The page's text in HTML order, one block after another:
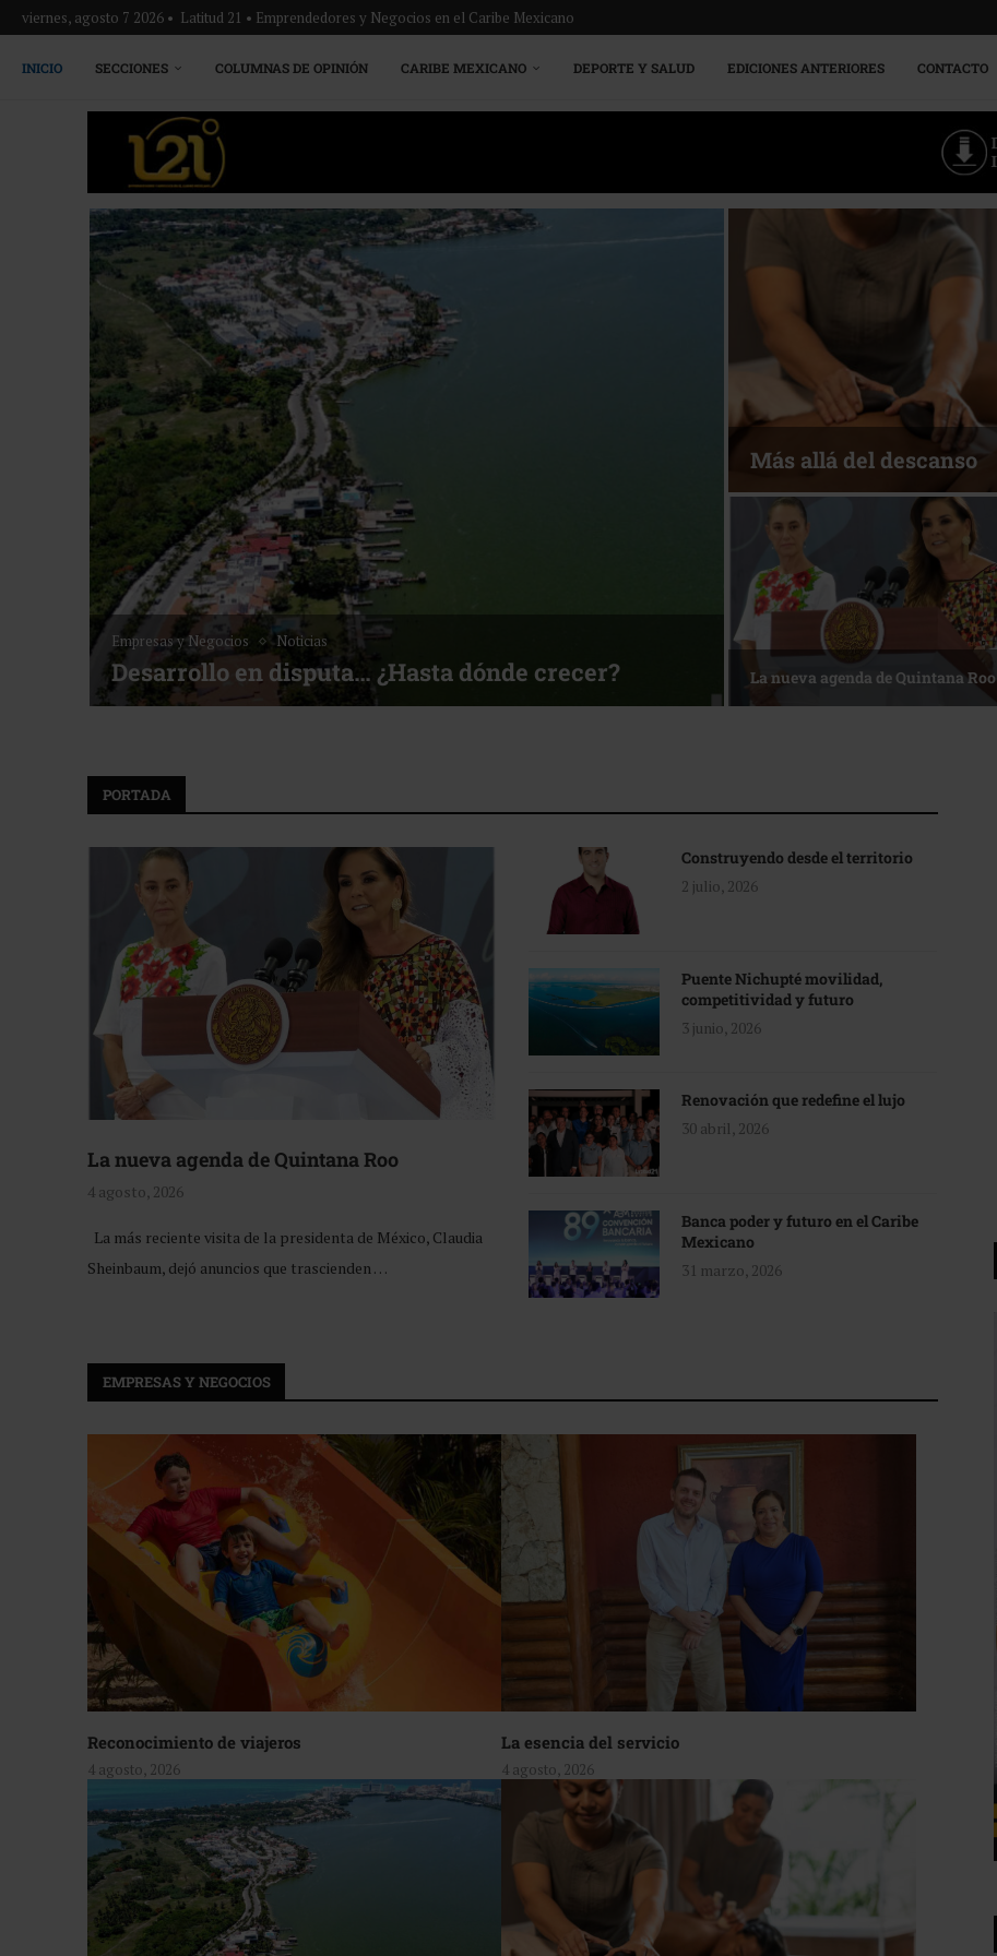
viernes, agosto 7 2026 • Latitud 21 • Emprendedores y Negocios en el Caribe Mexicano
INICIO SECCIONES COLUMNAS DE OPINIÓN CARIBE MEXICANO DEPORTE Y SALUD EDICIONES ANTERIORES CONTACTO
Empresas y Negocios Noticias
Desarrollo en disputa… ¿Hasta dónde crecer?
Más allá del descanso
La nueva agenda de Quintana Roo
PORTADA
La nueva agenda de Quintana Roo
4 agosto, 2026
La más reciente visita de la presidenta de México, Claudia
Sheinbaum, dejó anuncios que trascienden …
Construyendo desde el territorio
2 julio, 2026
Puente Nichupté movilidad,
competitividad y futuro
3 junio, 2026
Renovación que redefine el lujo
30 abril, 2026
Banca poder y futuro en el Caribe
Mexicano
31 marzo, 2026
EMPRESAS Y NEGOCIOS
Reconocimiento de viajeros
4 agosto, 2026
La esencia del servicio
4 agosto, 2026